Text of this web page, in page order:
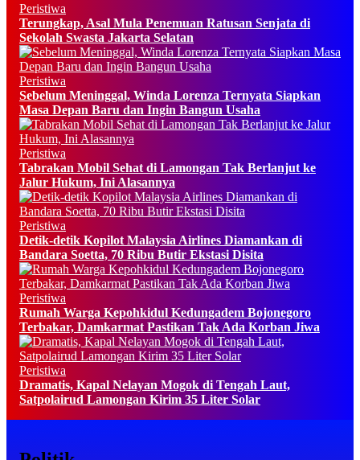
Peristiwa
Terungkap, Asal Mula Penemuan Ratusan Senjata di
Sekolah Swasta Jakarta Selatan
Peristiwa
Sebelum Meninggal, Winda Lorenza Ternyata Siapkan
Masa Depan Baru dan Ingin Bangun Usaha
Peristiwa
Tabrakan Mobil Sehat di Lamongan Tak Berlanjut ke
Jalur Hukum, Ini Alasannya
Peristiwa
Detik-detik Kopilot Malaysia Airlines Diamankan di
Bandara Soetta, 70 Ribu Butir Ekstasi Disita
Peristiwa
Rumah Warga Kepohkidul Kedungadem Bojonegoro
Terbakar, Damkarmat Pastikan Tak Ada Korban Jiwa
Peristiwa
Dramatis, Kapal Nelayan Mogok di Tengah Laut,
Satpolairud Lamongan Kirim 35 Liter Solar